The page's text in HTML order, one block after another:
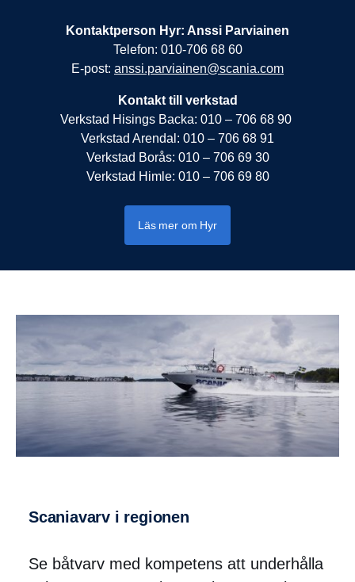
Kontaktperson Hyr: Anssi Parviainen
Telefon: 010-706 68 60
E-post: anssi.parviainen@scania.com
Kontakt till verkstad
Verkstad Hisings Backa: 010 – 706 68 90
Verkstad Arendal: 010 – 706 68 91
Verkstad Borås: 010 – 706 69 30
Verkstad Himle: 010 – 706 69 80
Läs mer om Hyr
Scaniavarv i regionen
Se båtvarv med kompetens att underhålla